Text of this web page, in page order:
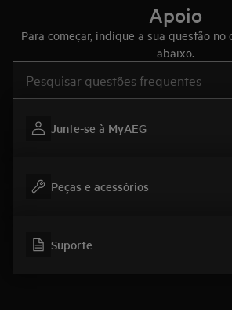
Apoio
Para começar, indique a sua questão no
abaixo.
Junte-se à MyAEG
Peças e acessórios
Suporte